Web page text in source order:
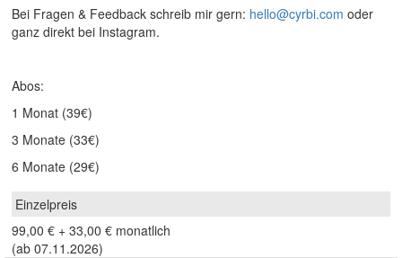
Bei Fragen & Feedback schreib mir gern: hello@cyrbi.com oder
ganz direkt bei Instagram.
Abos:
1 Monat (39€)
3 Monate (33€)
6 Monate (29€)
99,00 € + 33,00 € monatlich
(ab 07.11.2026)